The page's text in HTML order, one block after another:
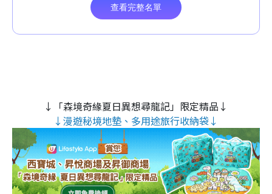
↓「森境奇緣夏日異想尋龍記」限定精品↓
↓漫遊秘境地墊、多用途旅行收納袋↓